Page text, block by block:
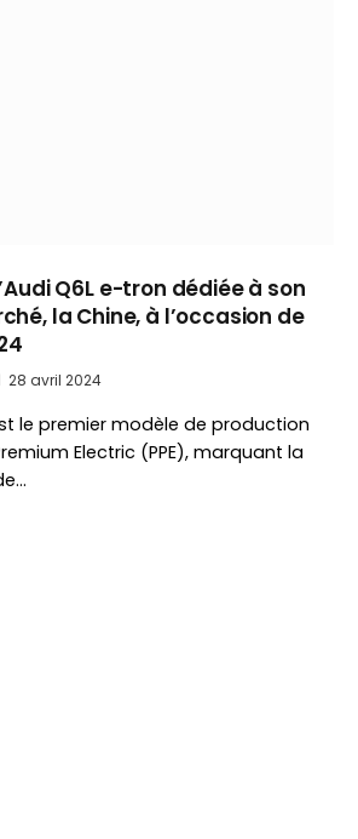
Q6L e-tron dédiée à son
la Chine, à l’occasion de
28 avril 2024
le premier modèle de production
Electric (PPE), marquant la